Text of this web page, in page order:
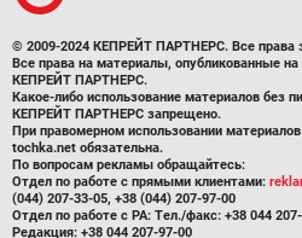
© 2009-2024 КЕПРЕЙТ ПАРТНЕРС. Все
Все права на материалы, опубликованные
КЕПРЕЙТ ПАРТНЕРС.
Какое-либо использование материалов без
КЕПРЕЙТ ПАРТНЕРС запрещено.
При правомерном использовании
tochka.net обязательна.
По вопросам рекламы обращайтесь:
Отдел по работе с прямыми клиентами:
(044) 207-33-05, +38 (044) 207-97-00
Отдел по работе с РА: Тел./факс: +38 044
Редакция: +38 044 207-97-00